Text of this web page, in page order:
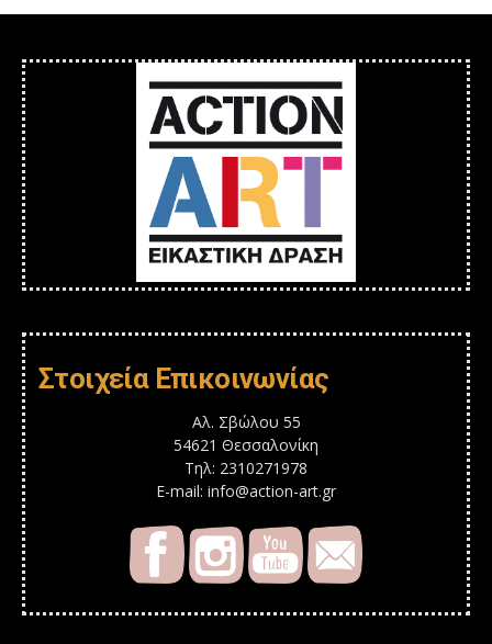
Στοιχεία Επικοινωνίας
Αλ. Σβώλου 55
54621 Θεσσαλονίκη
Τηλ: 2310271978
E-mail: info@action-art.gr